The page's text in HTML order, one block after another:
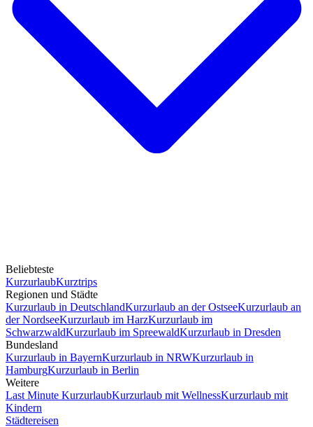
Beliebteste
KurzurlaubKurztrips
Regionen und Städte
Kurzurlaub in DeutschlandKurzurlaub an der OstseeKurzurlaub an
der NordseeKurzurlaub im HarzKurzurlaub im
SchwarzwaldKurzurlaub im SpreewaldKurzurlaub in Dresden
Bundesland
Kurzurlaub in BayernKurzurlaub in NRWKurzurlaub in
HamburgKurzurlaub in Berlin
Weitere
Last Minute KurzurlaubKurzurlaub mit WellnessKurzurlaub mit
Kindern
Städtereisen